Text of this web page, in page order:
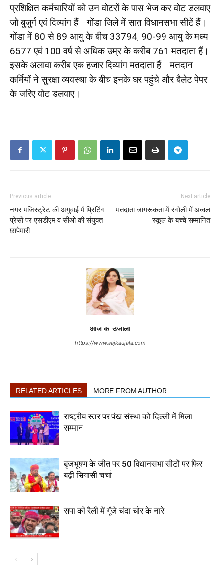
प्रशिक्षित कर्मचारियों को उन वोटरों के पास भेज कर वोट डलवाए
जो बुजुर्ग एवं दिव्यांग हैं। गोंडा जिले में सात विधानसभा सीटें हैं।
गोंडा में 80 से 89 आयु के बीच 33794, 90-99 आयु के मध्य
6577 एवं 100 वर्ष से अधिक उम्र के करीब 761 मतदाता हैं।
इसके अलावा करीब एक हजार दिव्यांग मतदाता हैं। मतदान
कर्मियों ने सुरक्षा व्यवस्था के बीच इनके घर पहुंचे और बैलेट पेपर
के जरिए वोट डलवाए।
Previous article
नगर मजिस्ट्रेट की अगुवाई में प्रिंटिंग
प्रेसों पर एसडीएम व सीओ की संयुक्त
छापेमारी
Next article
मतदाता जागरूकता में रंगोली में अव्वल
स्कूल के बच्चे सम्मानित
आज का उजाला
https://www.aajkaujala.com
RELATED ARTICLES MORE FROM AUTHOR
राष्ट्रीय स्तर पर पंख संस्था को दिल्ली में मिला
सम्मान
बृजभूषण के जीत पर 50 विधानसभा सीटों पर फिर
बढ़ी सियासी चर्चा
सपा की रैली में गूँजे चंदा चोर के नारे